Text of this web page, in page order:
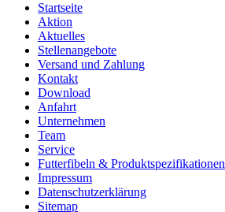
Startseite
Aktion
Aktuelles
Stellenangebote
Versand und Zahlung
Kontakt
Download
Anfahrt
Unternehmen
Team
Service
Futterfibeln & Produktspezifikationen
Impressum
Datenschutzerklärung
Sitemap